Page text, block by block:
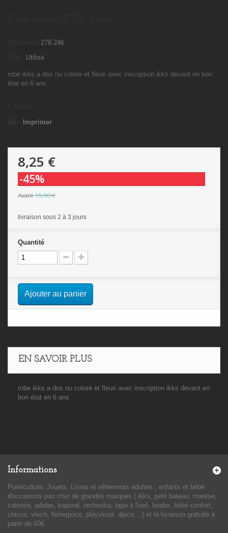
278.246
Utilisé
robe ikks a dos nu coloré et fleuri avec inscription ikks devant en bon
état en 6 ans
Imprimer
8,25 €
-45%
Avant15,00 €
livraison sous 2 à 3 jours
Quantité
Ajouter au panier
EN SAVOIR PLUS
robe ikks a dos nu coloré et fleuri avec inscription ikks devant en
bon état en 6 ans
Informations
Puériculture, Jouets, Livres et vêtements adultes , enfants et bébé
d'occasions pas cher de grandes marques ( ikks, petit bateau, marése,
catimini, adidas, kaporal, orchestra, tape à l'oeil, beaba, bébé confort,
chicco, vtech, fisherprice, playskool, djeco....) et la livraison gratuite à
partir de 60€